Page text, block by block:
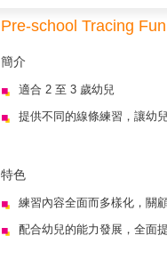
Pre-school Tracing Fun
簡介
適合 2 至 3 歲幼兒
提供不同的線條練習，讓幼
特色
練習內容全面而多樣化，關
配合幼兒的能力發展，全面